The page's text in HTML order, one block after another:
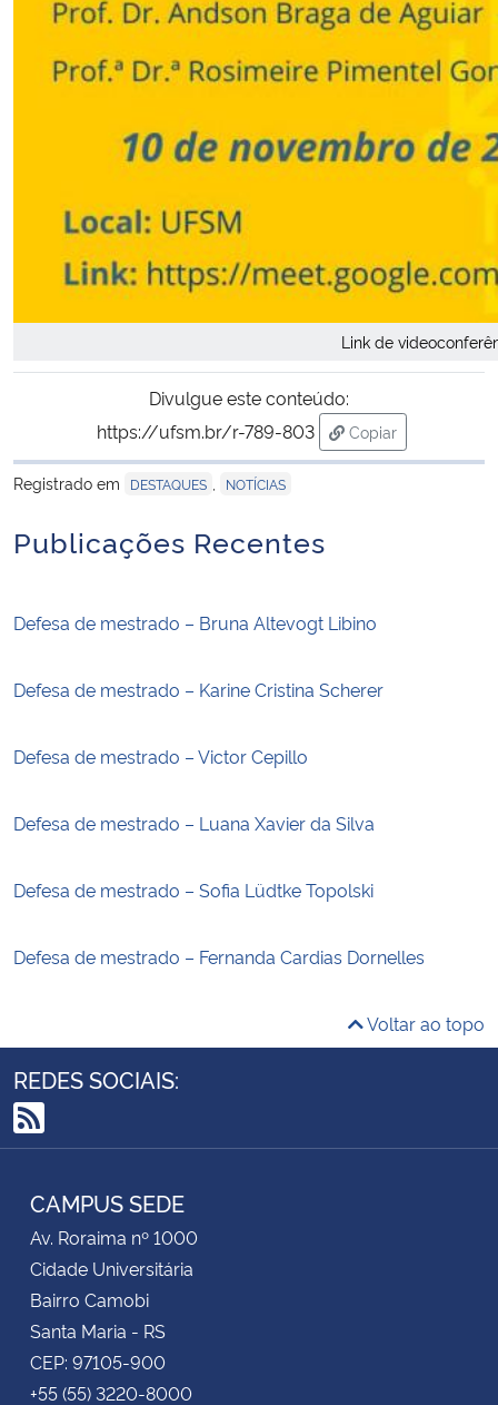
Link de
Divulgue este conteúdo:
https://ufsm.br/r-789-803
Copiar
para área de
Registrado em
DESTAQUES NOTÍCIAS
Publicações Recentes
Defesa de mestrado – Bruna Altevogt Libino
Defesa de mestrado – Karine Cristina Scherer
Defesa de mestrado – Victor Cepillo
Defesa de mestrado – Luana Xavier da Silva
Defesa de mestrado – Sofia Lüdtke Topolski
Defesa de mestrado – Fernanda Cardias Dornelles
Voltar ao topo
REDES SOCIAIS:
RSS
CAMPUS SEDE
Av. Roraima nº 1000
Cidade Universitária
Bairro Camobi
Santa Maria - RS
CEP: 97105-900
+55 (55) 3220-8000